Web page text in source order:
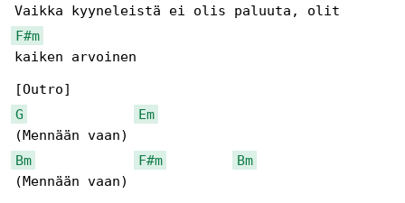
F#m
kaiken arvoinen
G
Em
Bm
F#m
Bm
(Mennään vaan)